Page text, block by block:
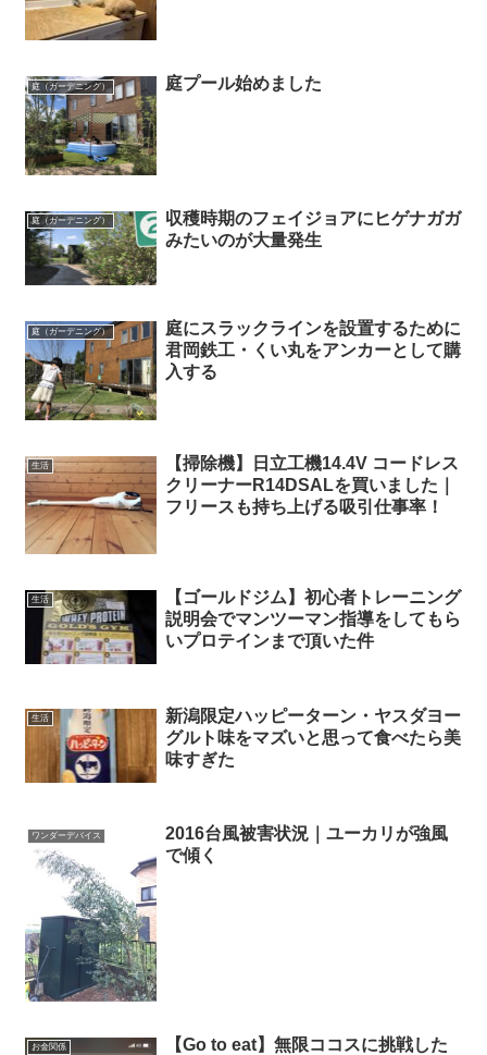
庭（ガーデニング） 庭プール始めました
庭（ガーデニング）
収穫時期のフェイジョアにヒゲナガガ
みたいのが大量発生
庭（ガーデニング）
庭にスラックラインを設置するために
君岡鉄工・くい丸をアンカーとして購
入する
生活
【掃除機】日立工機14.4V コードレス
クリーナーR14DSALを買いました｜
フリースも持ち上げる吸引仕事率！
生活
【ゴールドジム】初心者トレーニング
説明会でマンツーマン指導をしてもら
いプロテインまで頂いた件
生活
新潟限定ハッピーターン・ヤスダヨー
グルト味をマズいと思って食べたら美
味すぎた
ワンダーデバイス
2016台風被害状況｜ユーカリが強風
で傾く
お金関係
【Go to eat】無限ココスに挑戦した